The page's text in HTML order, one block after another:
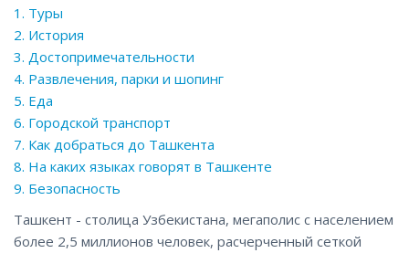
1. Туры
2. История
3. Достопримечательности
4. Развлечения, парки и шопинг
5. Еда
6. Городской транспорт
7. Как добраться до Ташкента
8. На каких языках говорят в Ташкенте
9. Безопасность
Ташкент - столица Узбекистана, мегаполис с населением
более 2,5 миллионов человек, расчерченный сеткой